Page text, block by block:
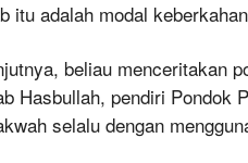
itu adalah modal
beliau menceritakan
Hasbullah, pendiri Pondok
selalu dengan